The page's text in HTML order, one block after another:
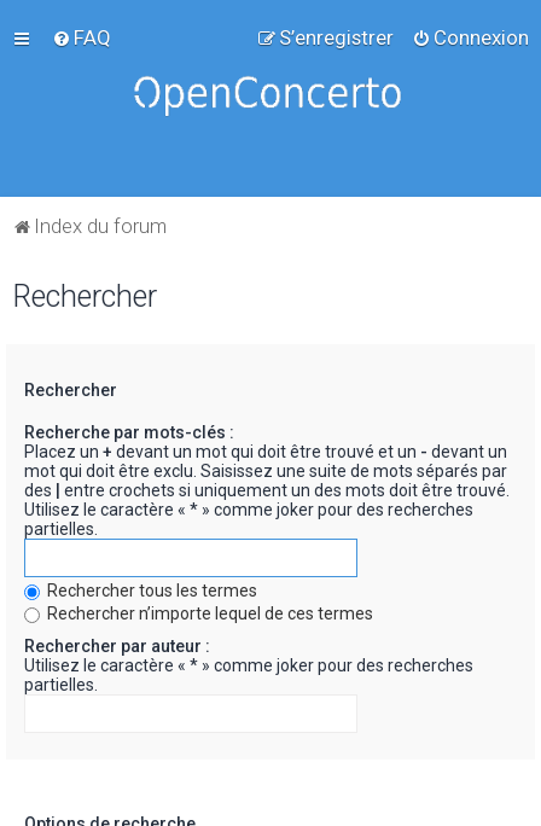
FAQ Connexion
S’enregistrer
Index du forum
Rechercher
Rechercher
Recherche par mots-clés :
Placez un + devant un mot qui doit être trouvé et un - devant un
mot qui doit être exclu. Saisissez une suite de mots séparés par
des
entre crochets si uniquement un des mots doit être trouvé.
Utilisez le caractère « * » comme joker pour des recherches
partielles.
Rechercher tous les termes
Rechercher n’importe lequel de ces termes
Rechercher par auteur :
Utilisez le caractère « * » comme joker pour des recherches
partielles.